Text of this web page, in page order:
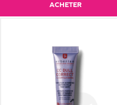
ACHETER